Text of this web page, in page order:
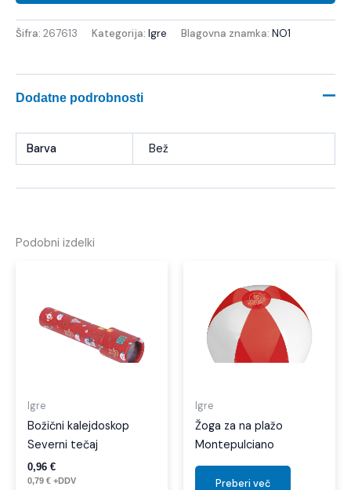
Šifra: 267613 Kategorija: Igre Blagovna znamka: NO1
Dodatne podrobnosti
Barva Bež
Podobni izdelki
Igre
Božični kalejdoskop
Severni tečaj
0,96 €
0,79 € +DDV
Igre
Žoga za na plažo
Montepulciano
Preberi več